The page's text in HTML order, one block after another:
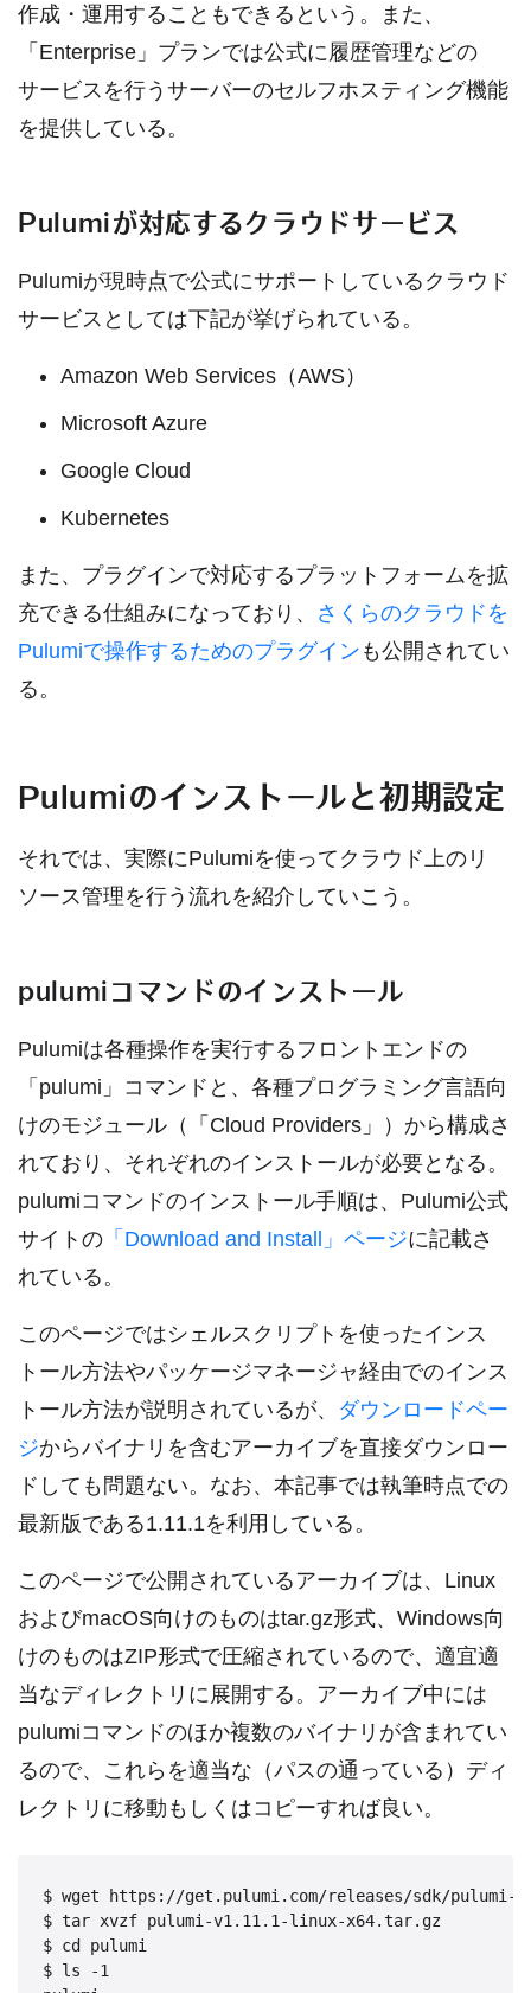
作成・運用することもできるという。また、
「Enterprise」プランでは公式に履歴管理などの
サービスを行うサーバーのセルフホスティング機能
を提供している。
Pulumiが対応するクラウドサービス
Pulumiが現時点で公式にサポートしているクラウド
サービスとしては下記が挙げられている。
Amazon Web Services（AWS）
Microsoft Azure
Google Cloud
Kubernetes
また、プラグインで対応するプラットフォームを拡
充できる仕組みになっており、 さくらのクラウドを
Pulumiで操作するためのプラグイン も公開されてい
る。
Pulumiのインストールと初期設定
それでは、実際にPulumiを使ってクラウド上のリ
ソース管理を行う流れを紹介していこう。
pulumiコマンドのインストール
Pulumiは各種操作を実行するフロントエンドの
「pulumi」コマンドと、各種プログラミング言語向
けのモジュール（「Cloud Providers」）から構成さ
れており、それぞれのインストールが必要となる。
pulumiコマンドのインストール手順は、Pulumi公式
サイトの 「Download and Install」ページに記載さ
れている。
このページではシェルスクリプトを使ったインス
トール方法やパッケージマネージャ経由でのインス
トール方法が説明されているが、 ダウンロードペー
ジからバイナリを含むアーカイブを直接ダウンロー
ドしても問題ない。なお、本記事では執筆時点での
最新版である1.11.1を利用している。
このページで公開されているアーカイブは、Linux
およびmacOS向けのものはtar.gz形式、Windows向
けのものはZIP形式で圧縮されているので、適宜適
当なディレクトリに展開する。アーカイブ中には
pulumiコマンドのほか複数のバイナリが含まれてい
るので、これらを適当な（パスの通っている）ディ
レクトリに移動もしくはコピーすれば良い。
$ wget https://get.pulumi.com/releases/sdk/pulumi-
$ tar xvzf pulumi-v1.11.1-linux-x64.tar.gz
$ cd pulumi
$ ls -1